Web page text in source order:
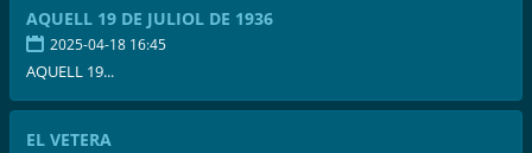
AQUELL 19 DE JULIOL DE 1936
2025-04-18 16:45
AQUELL 19...
EL VETERA